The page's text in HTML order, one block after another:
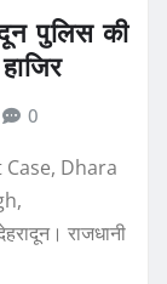
पुलिस की
0
Dhara
राजधानी